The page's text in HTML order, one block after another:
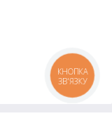
КНОПКА
ЗВ'ЯЗКУ